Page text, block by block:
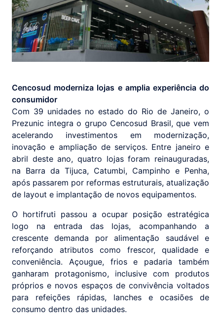
Cencosud moderniza lojas e amplia experiência do
consumidor
Com 39 unidades no estado do Rio de Janeiro, o
Prezunic integra o grupo Cencosud Brasil, que vem
acelerando investimentos em modernização,
inovação e ampliação de serviços. Entre janeiro e
abril deste ano, quatro lojas foram reinauguradas,
na Barra da Tijuca, Catumbi, Campinho e Penha,
após passarem por reformas estruturais, atualização
de layout e implantação de novos equipamentos.
O hortifruti passou a ocupar posição estratégica
logo na entrada das lojas, acompanhando a
crescente demanda por alimentação saudável e
reforçando atributos como frescor, qualidade e
conveniência. Açougue, frios e padaria também
ganharam protagonismo, inclusive com produtos
próprios e novos espaços de convivência voltados
para refeições rápidas, lanches e ocasiões de
consumo dentro das unidades.